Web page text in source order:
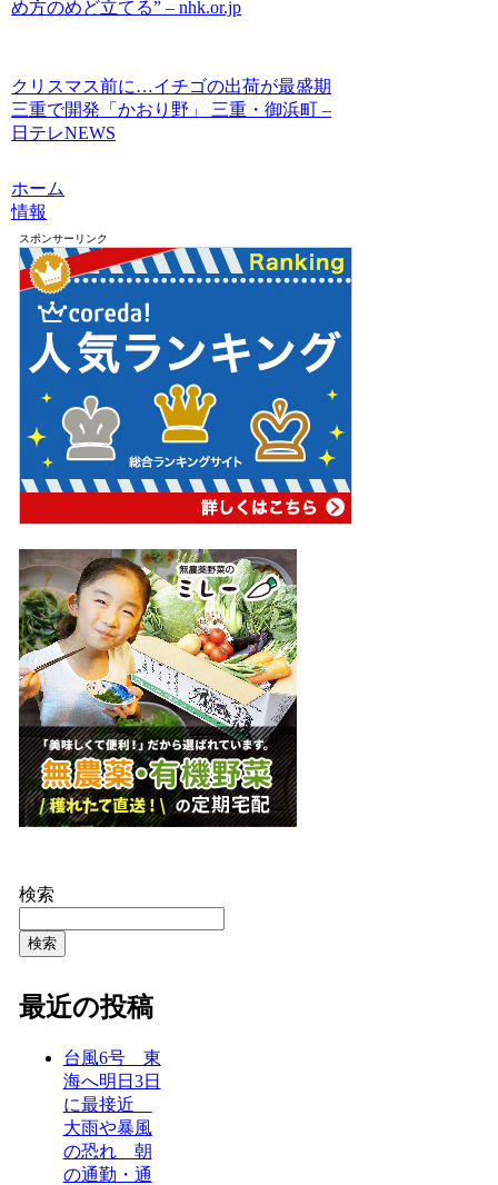
め方のめど立てる” – nhk.or.jp
クリスマス前に…イチゴの出荷が最盛期
三重で開発「かおり野」 三重・御浜町 –
日テレNEWS
ホーム
情報
スポンサーリンク
検索
検索
最近の投稿
台風6号 東
海へ明日3日
に最接近
大雨や暴風
の恐れ 朝
の通勤・通